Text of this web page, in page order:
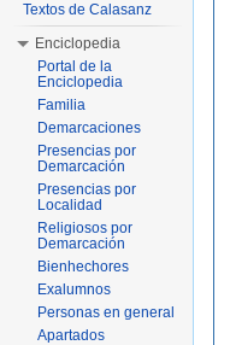
Textos de Calasanz
Enciclopedia
Portal de la
Enciclopedia
Familia
Demarcaciones
Presencias por
Demarcación
Presencias por
Localidad
Religiosos por
Demarcación
Bienhechores
Exalumnos
Personas en general
Apartados